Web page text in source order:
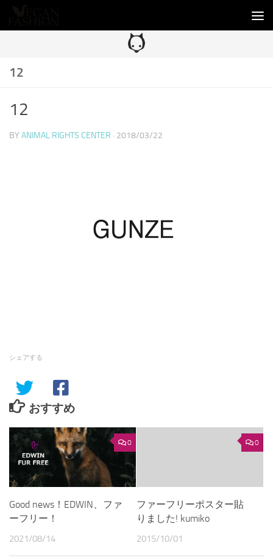
12
12
BY ANIMAL RIGHTS CENTER · 2018/03/22
シェアする
おすすめ
0
Good news！EDWIN、ファ
ーフリー！
2021/08/14
0
ファーフリーポスター貼
りました! kumiko
2015/10/01